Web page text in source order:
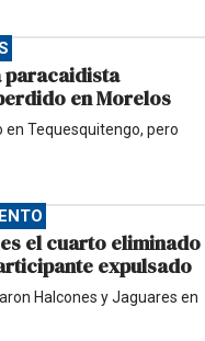
paracaidista
en Morelos
en Tequesquitengo, pero
el cuarto eliminado
expulsado
Halcones y Jaguares en